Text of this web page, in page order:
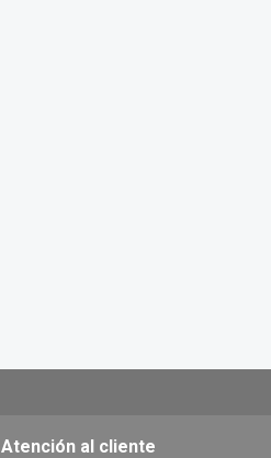
Atención al cliente